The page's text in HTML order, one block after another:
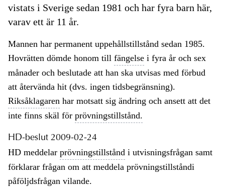
vistats i Sverige sedan 1981 och har fyra barn här,
varav ett är 11 år.
Mannen har permanent uppehållstillstånd sedan 1985.
Hovrätten dömde honom till fängelse i fyra år och sex
månader och beslutade att han ska utvisas med förbud
att återvända hit (dvs. ingen tidsbegränsning).
Riksåklagaren har motsatt sig ändring och ansett att det
inte finns skäl för prövningstillstånd.
HD-beslut 2009-02-24
HD meddelar prövningstillstånd i utvisningsfrågan samt
förklarar frågan om att meddela prövningstillståndi
påföljdsfrågan vilande.